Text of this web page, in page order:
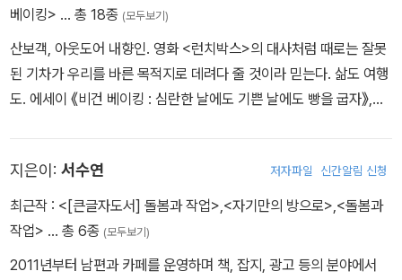
베이킹> … 총 18종 (모두보기)
산보객, 아웃도어 내향인. 영화 <런치박스>의 대사처럼 때로는 잘못
된 기차가 우리를 바른 목적지로 데려다 줄 것이라 믿는다. 삶도 여행
도. 에세이 《비건 베이킹 : 심란한 날에도 기쁜 날에도 빵을 굽자》,
지은이: 서수연 저자파일 신간알림 신청
최근작 : <[큰글자도서] 돌봄과 작업>,<자기만의 방으로>,<돌봄과
작업> … 총 6종 (모두보기)
2011년부터 남편과 카페를 운영하며 책, 잡지, 광고 등의 분야에서